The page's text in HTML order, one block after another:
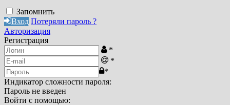
Запомнить
Вход Потеряли пароль ?
Авторизация
Регистрация
*
*
*
Индикатор сложности пароля:
Пароль не введен
Войти с помощью: